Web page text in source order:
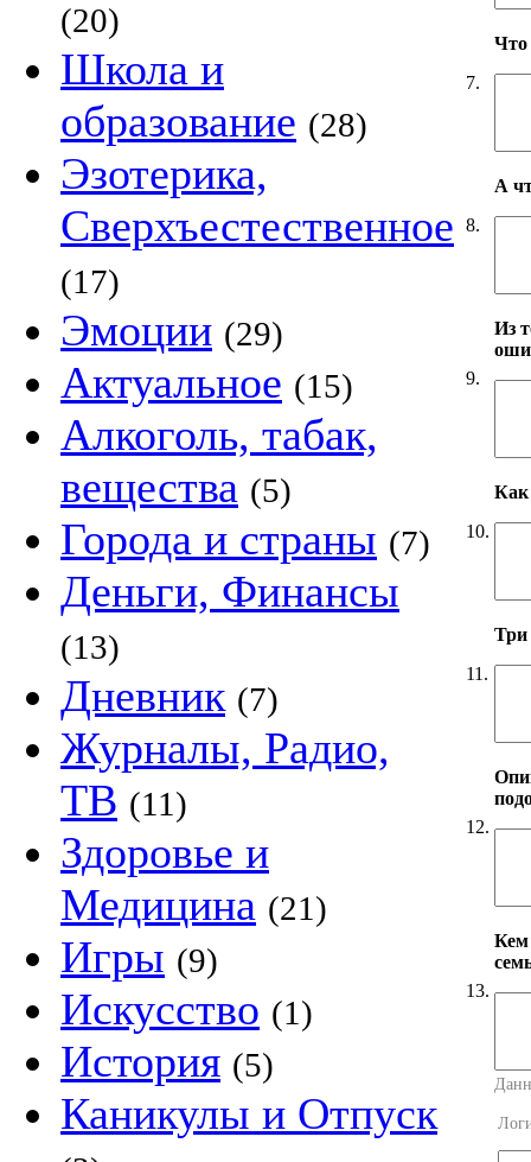
(20)
Школа и
образование (28)
Эзотерика,
Сверхъестественное
(17)
Эмоции (29)
Актуальное (15)
Алкоголь, табак,
вещества (5)
Города и страны (7)
Деньги, Финансы
(13)
Дневник (7)
Журналы, Радио,
ТВ (11)
Здоровье и
Медицина (21)
Игры (9)
Искусство (1)
История (5)
Каникулы и Отпуск
7.
Что
8.
А
9.
Из
10.
Как
11.
Три
12.
13.
Кем